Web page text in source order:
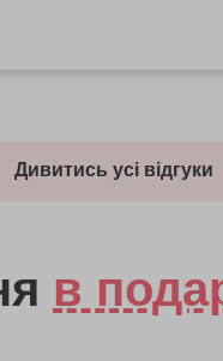
Дивитись усі відгуки
в